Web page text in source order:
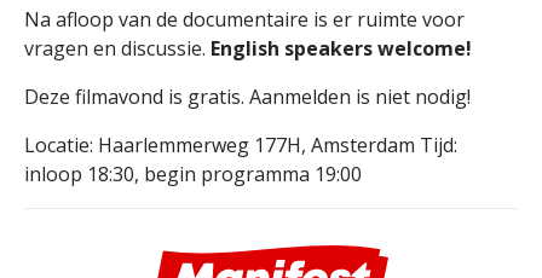
Na afloop van de documentaire is er ruimte voor
vragen en discussie. English speakers welcome!
Deze filmavond is gratis. Aanmelden is niet nodig!
Locatie: Haarlemmerweg 177H, Amsterdam Tijd:
inloop 18:30, begin programma 19:00